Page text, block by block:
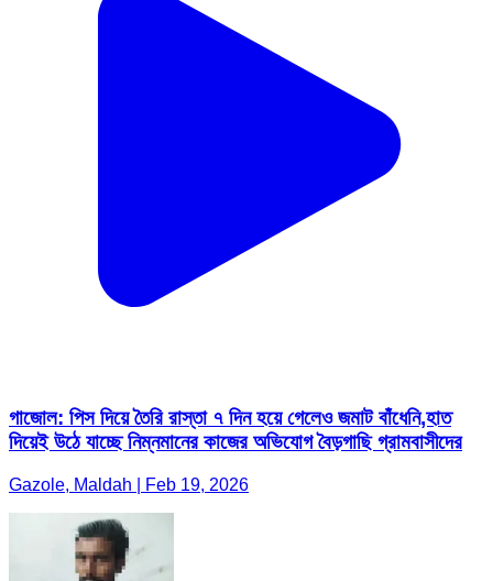
গাজোল: পিস দিয়ে তৈরি রাস্তা ৭ দিন হয়ে গেলেও জমাট বাঁধেনি,হাত
দিয়েই উঠে যাচ্ছে নিম্নমানের কাজের অভিযোগ বৈড়গাছি গ্রামবাসীদের
Gazole, Maldah | Feb 19, 2026